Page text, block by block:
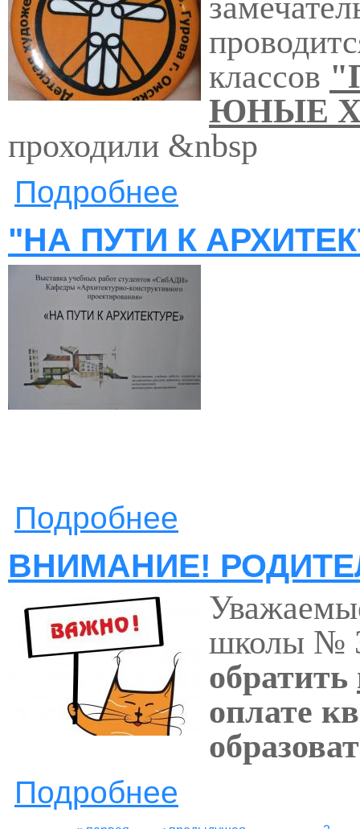
классов
ЮНЫЕ
проходили &nbsp
Подробнее
"НА ПУТИ К
Подробнее
ВНИМАНИЕ!
школы №
обратить
оплате
Подробнее